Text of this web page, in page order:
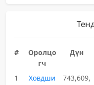
#
Оролцо
гч
Дүн
1
Ховдши
743,609,